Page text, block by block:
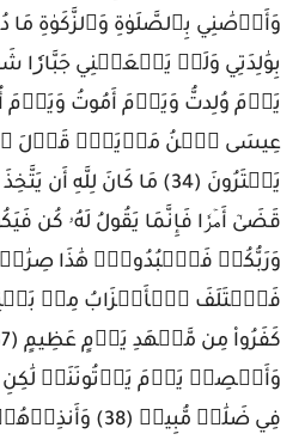
عِيسَى ٱبۡنُ مَرۡيَمَۖ قَوۡلَ
يَمۡتَرُونَ (34) مَا كَانَ لِلَّهِ
فَٱخۡتَلَفَ ٱلۡأَحۡزَابُ مِنۢ
وَأَبۡصِرۡ يَوۡمَ يَأۡتُونَنَاۖ
فِي ضَلَٰلٖ مُّبِينٖ